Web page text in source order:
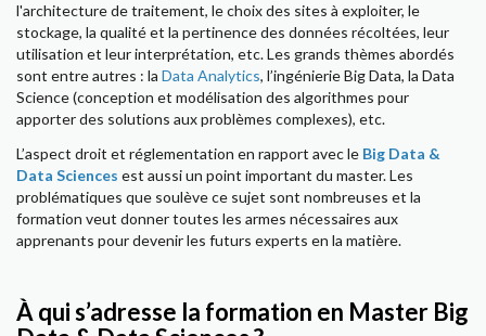
l'architecture de traitement, le choix des sites à exploiter, le
stockage, la qualité et la pertinence des données récoltées, leur
utilisation et leur interprétation, etc. Les grands thèmes abordés
sont entre autres : la Data Analytics, l’ingénierie Big Data, la Data
Science (conception et modélisation des algorithmes pour
apporter des solutions aux problèmes complexes), etc.
L’aspect droit et réglementation en rapport avec le Big Data &
Data Sciences est aussi un point important du master. Les
problématiques que soulève ce sujet sont nombreuses et la
formation veut donner toutes les armes nécessaires aux
apprenants pour devenir les futurs experts en la matière.
À qui s’adresse la formation en Master Big